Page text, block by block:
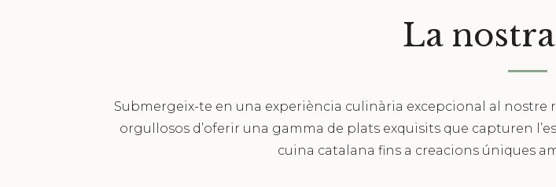
La
Submergeix-te en una experiència culinària excepcional al nostre
orgullosos d’oferir una gamma de plats exquisits que capturen
cuina catalana fins a creacions úniques